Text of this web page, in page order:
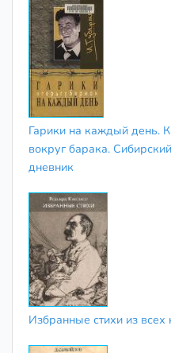
Гарики на каждый день.
вокруг барака.
дневник
Избранные стихи из всех